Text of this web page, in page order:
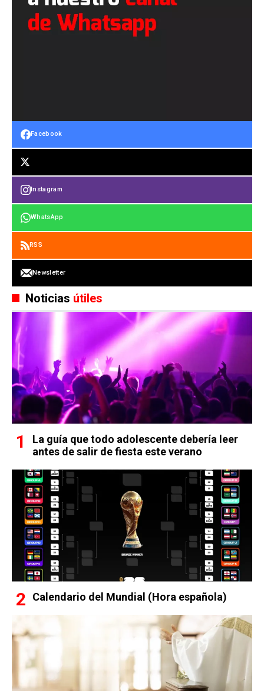
Facebook
Instagram
WhatsApp
RSS
Newsletter
Noticias útiles
La guía que todo adolescente debería leer
antes de salir de fiesta este verano
Calendario del Mundial (Hora española)